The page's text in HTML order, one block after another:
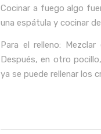
Cocinar a fuego algo
una espátula y cocinar
Para el relleno:
Después, en otro
ya se puede rellenar los